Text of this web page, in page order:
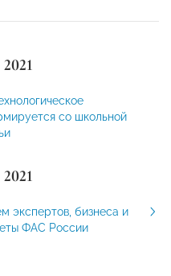
со школьной
экспертов, бизнеса и
ФАС России